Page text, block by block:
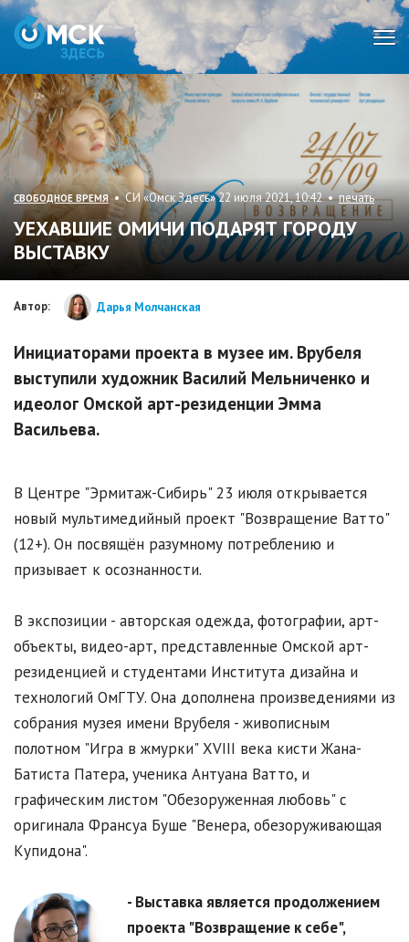
СВОБОДНОЕ ВРЕМЯ• СИ «Омск Здесь» 22 июля 2021, 10:42 •печать
УЕХАВШИЕ ОМИЧИ ПОДАРЯТ ГОРОДУ
ВЫСТАВКУ
Автор: Дарья Молчанская
Инициаторами проекта в музее им. Врубеля
выступили художник Василий Мельниченко и
идеолог Омской арт-резиденции Эмма
Васильева.
В Центре "Эрмитаж-Сибирь" 23 июля открывается
новый мультимедийный проект "Возвращение Ватто"
(12+). Он посвящён разумному потреблению и
призывает к осознанности.
В экспозиции - авторская одежда, фотографии, арт-
объекты, видео-арт, представленные Омской арт-
резиденцией и студентами Института дизайна и
технологий ОмГТУ. Она дополнена произведениями из
собрания музея имени Врубеля - живописным
полотном "Игра в жмурки" XVIII века кисти Жана-
Батиста Патера, ученика Антуана Ватто, и
графическим листом "Обезоруженная любовь" с
оригинала Франсуа Буше "Венера, обезоруживающая
Купидона".
- Выставка является продолжением
проекта "Возвращение к себе",